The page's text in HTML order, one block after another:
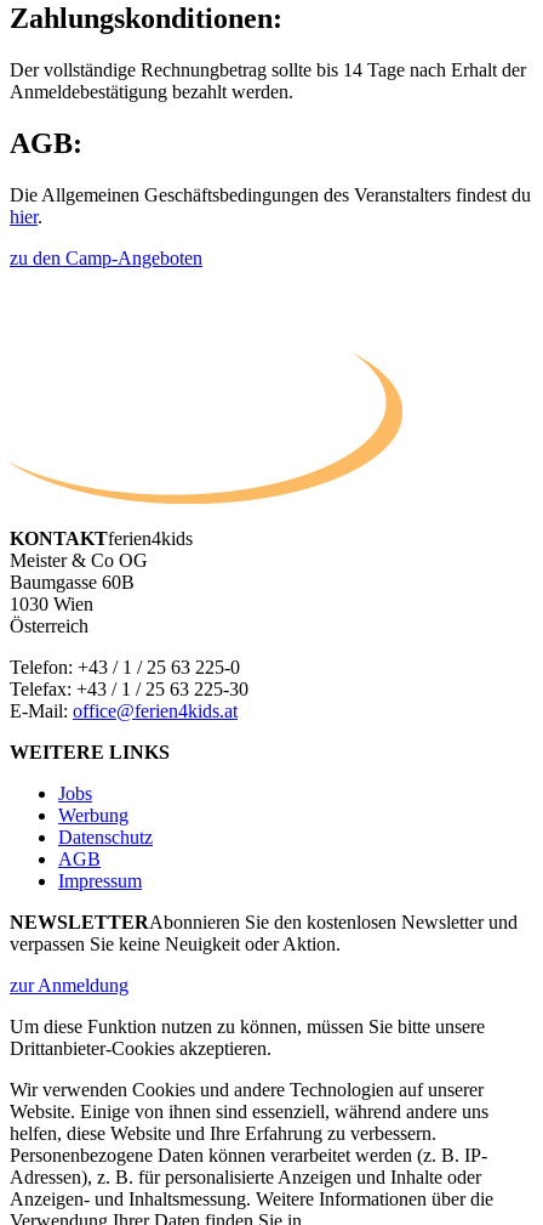
Zahlungskonditionen:
Der vollständige Rechnungbetrag sollte bis 14 Tage nach Erhalt der
Anmeldebestätigung bezahlt werden.
AGB:
Die Allgemeinen Geschäftsbedingungen des Veranstalters findest du
hier.
zu den Camp-Angeboten
KONTAKTferien4kids
Meister & Co OG
Baumgasse 60B
1030 Wien
Österreich
Telefon: +43 / 1 / 25 63 225-0
Telefax: +43 / 1 / 25 63 225-30
E-Mail: office@ferien4kids.at
WEITERE LINKS
Jobs
Werbung
Datenschutz
AGB
Impressum
NEWSLETTERAbonnieren Sie den kostenlosen Newsletter und
verpassen Sie keine Neuigkeit oder Aktion.
zur Anmeldung
Um diese Funktion nutzen zu können, müssen Sie bitte unsere
Drittanbieter-Cookies akzeptieren.
Wir verwenden Cookies und andere Technologien auf unserer
Website. Einige von ihnen sind essenziell, während andere uns
helfen, diese Website und Ihre Erfahrung zu verbessern.
Personenbezogene Daten können verarbeitet werden (z. B. IP-
Adressen), z. B. für personalisierte Anzeigen und Inhalte oder
Anzeigen- und Inhaltsmessung. Weitere Informationen über die
Verwendung Ihrer Daten finden Sie in